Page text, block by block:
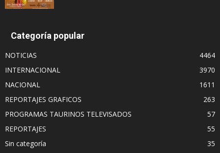
Categoría popular
NOTICIAS
4464
INTERNACIONAL
3970
NACIONAL
1611
REPORTAJES GRAFICOS
263
PROGRAMAS TAURINOS TELEVISADOS
57
REPORTAJES
55
Sin categoría
35